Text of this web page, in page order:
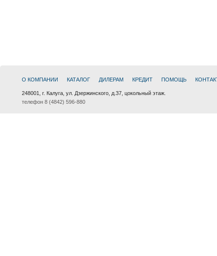
О КОМПАНИИ КАТАЛОГ ДИЛЕРАМ КРЕДИТ ПОМОЩЬ
248001, г. Калуга, ул. Дзержинского, д.37, цокольный этаж.
телефон 8 (4842) 596-880